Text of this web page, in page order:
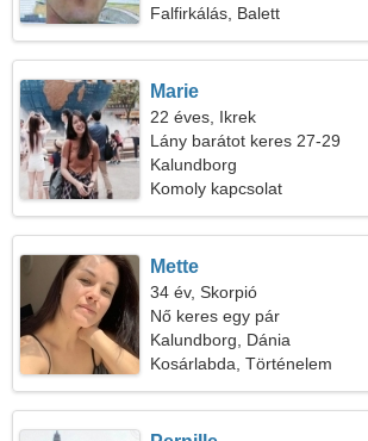
Falfirkálás, Balett
Marie
22 éves, Ikrek
Lány barátot keres 27-29
Kalundborg
Komoly kapcsolat
Mette
34 év, Skorpió
Nő keres egy pár
Kalundborg, Dánia
Kosárlabda, Történelem